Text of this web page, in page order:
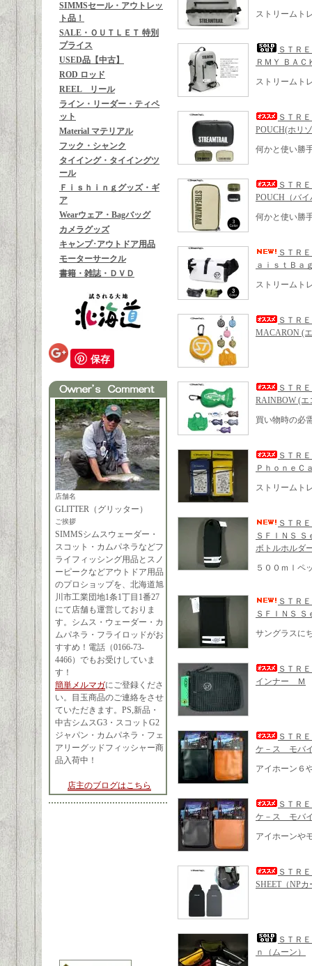
SIMMSセール・アウトレッ
ト品！
SALE・ＯＵＴＬＥＴ 特別
プライス
USED品【中古】
ROD ロッド
REEL リール
ライン・リーダー・ティペ
ット
Material マテリアル
フック・シャンク
タイイング・タイイングツ
ール
Ｆｉｓｈｉｎｇグッズ・ギ
ア
Wearウェア・Bagバッグ
カメラグッズ
キャンプ･アウトドア用品
モーターサークル
書籍・雑誌・ＤＶＤ
保存
店舗名
GLITTER（グリッター）
ご挨拶
SIMMSシムスウェーダー・
スコット・カムパネラなどフ
ライフィッシング用品とスノ
ーピークなどアウトドア用品
のプロショップを、北海道旭
川市工業団地1条1丁目1番27
にて店舗も運営しておりま
す。シムス・ウェーダー・カ
ムパネラ・フライロッドがお
すすめ！電話（0166-73-
4466）でもお受けしていま
す！
簡単メルマガにご登録くださ
い。目玉商品のご連絡をさせ
ていただきます。PS,新品・
中古シムスG3・スコットG2
ジャパン・カムパネラ・フェ
アリーグッドフィッシャー商
品入荷中！
店主のブログはこちら
ストリームト
ＳＴＲ
ＲＭＹ ＢＡ
ストリームト
ＳＴＲ
POUCH(ホリ
何かと使い勝
ＳＴＲ
POUCH（バ
何かと使い勝
ＳＴＲ
ａｉｓｔＢａ
ストリームト
ＳＴＲ
MACARON (
ＳＴＲ
RAINBOW (エ
買い物時の必
ＳＴＲ
ＰｈｏｎｅＣ
ストリームト
ＳＴＲ
ＳＦＩＮＳ
ボトルホルダ
５００ｍｌペ
ＳＴＲ
ＳＦＩＮＳ
サングラスに
ＳＴＲ
インナー Ｍ
ＳＴＲ
ケ－ス モバ
アイホーン６
ＳＴＲ
ケ－ス モバ
アイホーンや
ＳＴＲ
SHEET（NP
ＳＴＲ
ｎ（ムーン）